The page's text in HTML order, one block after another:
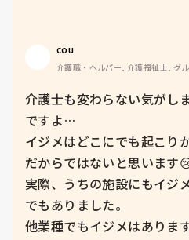
cou
介護職・ヘルパー, 介護福祉士, グ
介護士も変わらない気がし
ですよ…
イジメはどこにでも起こり
だからではないと思います
実際、うちの施設にもイジ
でもありました。
他業種でもイジメはあります